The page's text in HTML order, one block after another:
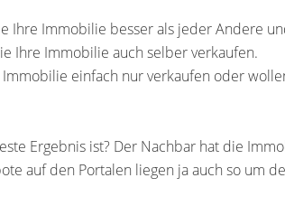
Ihre Immobilie besser als jeder Andere
Ihre Immobilie auch selber verkaufen.
Immobilie einfach nur verkaufen oder
Ergebnis ist? Der Nachbar hat die
auf den Portalen liegen ja auch so um